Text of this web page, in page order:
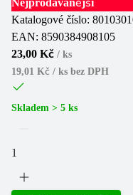
Nejprodávanější
Katalogové číslo:
EAN: 8590384908105
23,00 Kč / ks
19,01 Kč / ks bez DPH
Skladem > 5 ks